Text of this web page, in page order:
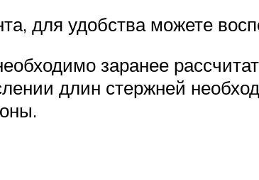
для удобства можете
заранее
длин стержней